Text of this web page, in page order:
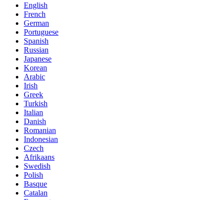
English
French
German
Portuguese
Spanish
Russian
Japanese
Korean
Arabic
Irish
Greek
Turkish
Italian
Danish
Romanian
Indonesian
Czech
Afrikaans
Swedish
Polish
Basque
Catalan